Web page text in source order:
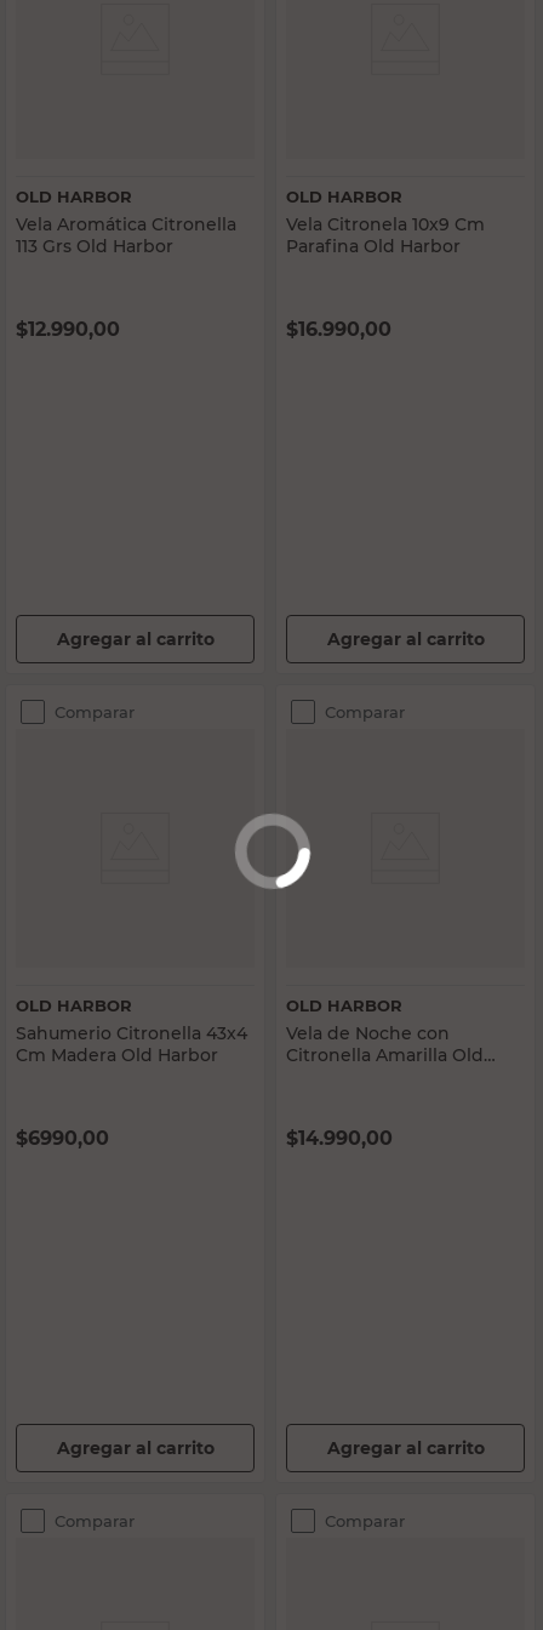
OLD HARBOR
Vela Aromática Citronella
113 Grs Old Harbor
$12.990,00
Agregar al carrito
OLD HARBOR
Vela Citronela 10x9 Cm
Parafina Old Harbor
$16.990,00
Agregar al carrito
Comparar
OLD HARBOR
Sahumerio Citronella 43x4
Cm Madera Old Harbor
$6990,00
Agregar al carrito
Comparar
OLD HARBOR
Vela de Noche con
Citronella Amarilla Old
$14.990,00
Agregar al carrito
Comparar Comparar